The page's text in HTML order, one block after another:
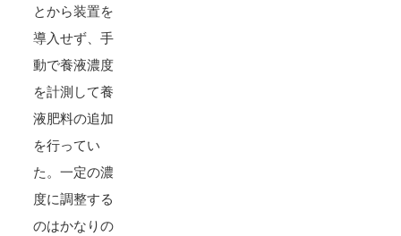
とから装置を
導入せず、手
動で養液濃度
を計測して養
液肥料の追加
を行ってい
た。一定の濃
度に調整する
のはかなりの